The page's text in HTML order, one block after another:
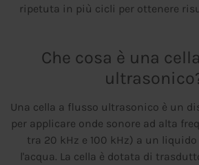
ripetuta in più cicli per ottenere
Che cosa è una
Una cella a flusso ultrasonico è un
per applicare onde sonore ad alta
tra 20 kHz e 100 kHz) a un
l'acqua. La cella è dotata di